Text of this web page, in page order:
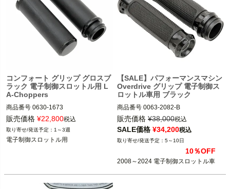
コンフォート グリップ グロスブ
ラック 電子制御スロットル用 L
A-Choppers
商品番号 0630-1673
電子制御スロットル用
※2023～ FLHXSE、FLTRXSE、2024
～ FLHX、FLTRX、FLTRXSTSEは不
販売価格 ¥22,800税込
1～3週
電子制御スロットル用
【SALE】パフォーマンスマシン
Overdrive グリップ 電子制御ス
ロットル車用 ブラック
商品番号 0063-2082-B
2BC:PM3639
3OT:0630-1667
販売価格 ¥38,000税込
SALE価格 ¥34,200税込
5～10日
10％OFF
2008～2024 電子制御スロットル車